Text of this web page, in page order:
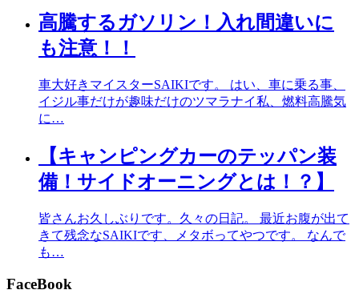
高騰するガソリン！入れ間違いに
も注意！！
車大好きマイスターSAIKIです。 はい、車に乗る事、
イジル事だけが趣味だけのツマラナイ私、燃料高騰気
に…
【キャンピングカーのテッパン装
備！サイドオーニングとは！？】
皆さんお久しぶりです。久々の日記。 最近お腹が出て
きて残念なSAIKIです、メタボってやつです。 なんで
も…
FaceBook